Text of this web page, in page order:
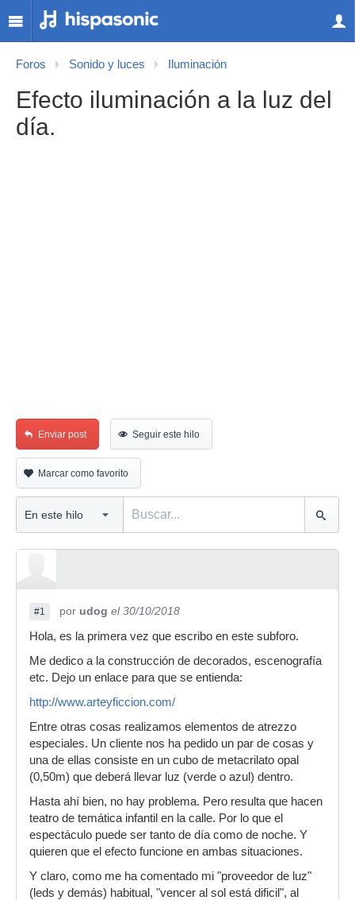
Foros Sonido y luces Iluminación
Efecto iluminación a la luz del
día.
Enviar post Seguir este hilo
Marcar como favorito
#1 por udog el 30/10/2018
Hola, es la primera vez que escribo en este subforo.
Me dedico a la construcción de decorados, escenografía
etc. Dejo un enlace para que se entienda:
http://www.arteyficcion.com/
Entre otras cosas realizamos elementos de atrezzo
especiales. Un cliente nos ha pedido un par de cosas y
una de ellas consiste en un cubo de metacrilato opal
(0,50m) que deberá llevar luz (verde o azul) dentro.
Hasta ahí bien, no hay problema. Pero resulta que hacen
teatro de temática infantil en la calle. Por lo que el
espectáculo puede ser tanto de día como de noche. Y
quieren que el efecto funcione en ambas situaciones.
Y claro, como me ha comentado mi "proveedor de luz"
(leds y demás) habitual, "vencer al sol está dificil", al